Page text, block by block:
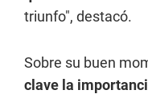
triunfo", destacó.
Sobre su buen
clave la